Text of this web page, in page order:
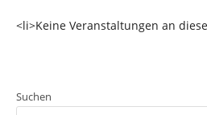
<li>Keine Veranstaltungen an
Suchen